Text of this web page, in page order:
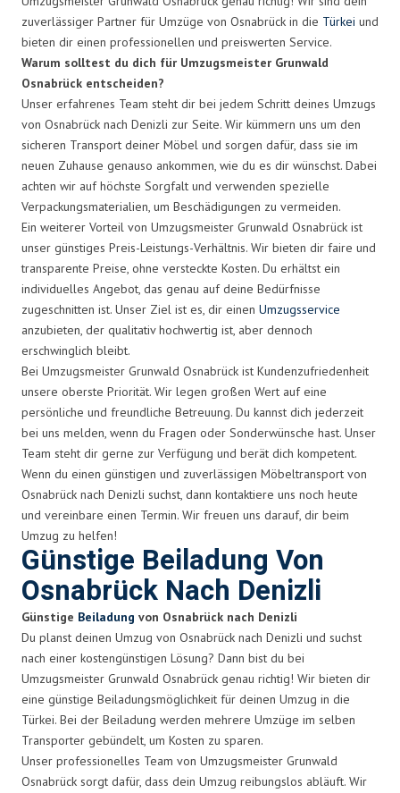
zuverlässiger Partner für Umzüge von Osnabrück in die Türkei und
bieten dir einen professionellen und preiswerten Service.
Warum solltest du dich für Umzugsmeister Grunwald
Osnabrück entscheiden?
Unser erfahrenes Team steht dir bei jedem Schritt deines Umzugs
von Osnabrück nach Denizli zur Seite. Wir kümmern uns um den
sicheren Transport deiner Möbel und sorgen dafür, dass sie im
neuen Zuhause genauso ankommen, wie du es dir wünschst. Dabei
achten wir auf höchste Sorgfalt und verwenden spezielle
Verpackungsmaterialien, um Beschädigungen zu vermeiden.
Ein weiterer Vorteil von Umzugsmeister Grunwald Osnabrück ist
unser günstiges Preis-Leistungs-Verhältnis. Wir bieten dir faire und
transparente Preise, ohne versteckte Kosten. Du erhältst ein
individuelles Angebot, das genau auf deine Bedürfnisse
zugeschnitten ist. Unser Ziel ist es, dir einen Umzugsservice
anzubieten, der qualitativ hochwertig ist, aber dennoch
erschwinglich bleibt.
Bei Umzugsmeister Grunwald Osnabrück ist Kundenzufriedenheit
unsere oberste Priorität. Wir legen großen Wert auf eine
persönliche und freundliche Betreuung. Du kannst dich jederzeit
bei uns melden, wenn du Fragen oder Sonderwünsche hast. Unser
Team steht dir gerne zur Verfügung und berät dich kompetent.
Wenn du einen günstigen und zuverlässigen Möbeltransport von
Osnabrück nach Denizli suchst, dann kontaktiere uns noch heute
und vereinbare einen Termin. Wir freuen uns darauf, dir beim
Umzug zu helfen!
Günstige Beiladung Von
Osnabrück Nach Denizli
Günstige Beiladung von Osnabrück nach Denizli
Du planst deinen Umzug von Osnabrück nach Denizli und suchst
nach einer kostengünstigen Lösung? Dann bist du bei
Umzugsmeister Grunwald Osnabrück genau richtig! Wir bieten dir
eine günstige Beiladungsmöglichkeit für deinen Umzug in die
Türkei. Bei der Beiladung werden mehrere Umzüge im selben
Transporter gebündelt, um Kosten zu sparen.
Unser professionelles Team von Umzugsmeister Grunwald
Osnabrück sorgt dafür, dass dein Umzug reibungslos abläuft. Wir